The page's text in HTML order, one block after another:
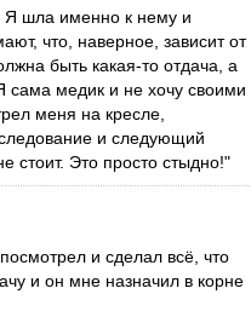
Я шла именно к нему и
что, наверное, зависит от
быть какая-то отдача, а
сама медик и не хочу своими
меня на кресле,
и следующий
стоит. Это просто стыдно!"
и сделал всё, что
и он мне назначил в корне